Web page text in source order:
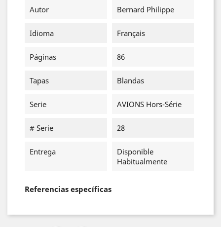
Autor Bernard Philippe
Idioma Français
Páginas 86
Tapas Blandas
Serie AVIONS Hors-Série
# Serie 28
Entrega
Disponible
Habitualmente
Referencias específicas